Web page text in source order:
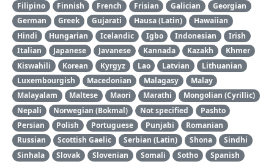
Filipino
Finnish French Frisian Galician
Georgian
German
Greek Gujarati Hausa (Latin)
Hawaiian
Hindi
Hungarian Icelandic Igbo Indonesian
Irish
Italian
Japanese Javanese Kannada Kazakh
Khmer
Kiswahili
Korean Kyrgyz Lao Latvian
Lithuanian
Luxembourgish
Macedonian Malagasy
Malay
Malayalam
Maltese Maori Marathi
Mongolian (Cyrillic)
Nepali
Norwegian (Bokmal) Not specified
Pashto
Persian
Polish Portuguese Punjabi
Romanian
Russian
Scottish Gaelic Serbian (Latin) Shona
Sindhi
Sinhala
Slovak Slovenian Somali Sotho
Spanish